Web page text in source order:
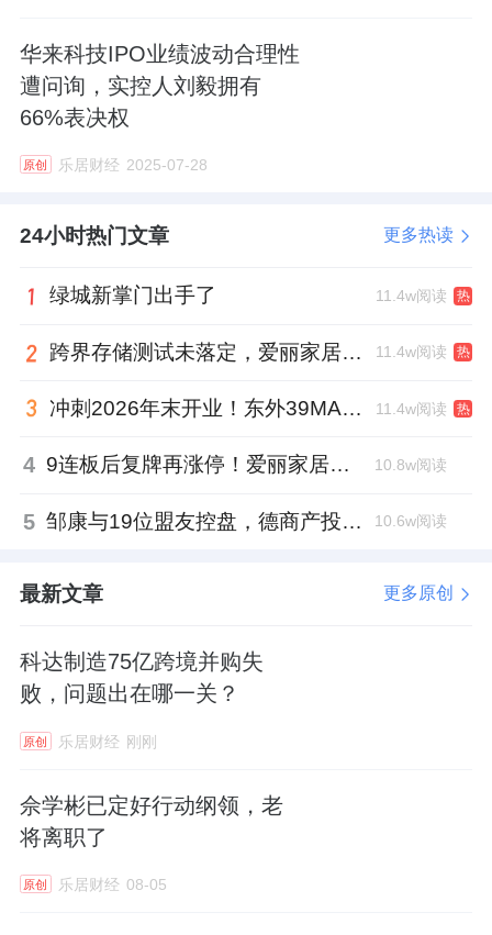
华来科技IPO业绩波动合理性
遭问询，实控人刘毅拥有
66%表决权
原创 乐居财经 2025-07-28
24小时热门文章 更多热读
绿城新掌门出手了 11.4w阅读 热
跨界存储测试未落定，爱丽家居复牌前自揭多重风险 11.4w阅读 热
冲刺2026年末开业！东外39MALL全球招商启幕，重构东直门商圈格局 11.4w阅读 热
4 9连板后复牌再涨停！爱丽家居市盈率318倍，跨界收购案尚未落地 10.8w阅读
5 邹康与19位盟友控盘，德商产投服务散户绝迹 10.6w阅读
最新文章 更多原创
科达制造75亿跨境并购失
败，问题出在哪一关？
原创 乐居财经 刚刚
佘学彬已定好行动纲领，老
将离职了
原创 乐居财经 08-05